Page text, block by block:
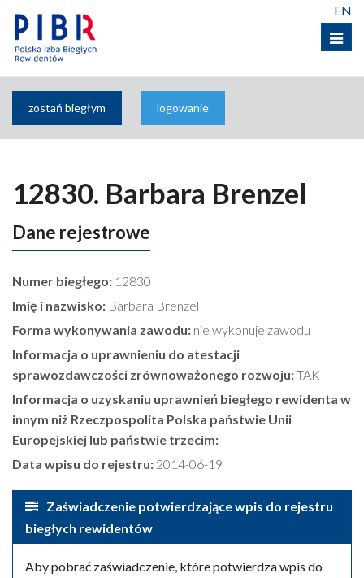
Menu
EN
zostań biegłym logowanie
12830. Barbara Brenzel
Dane rejestrowe
Numer biegłego: 12830
Imię i nazwisko: Barbara Brenzel
Forma wykonywania zawodu: nie wykonuje zawodu
Informacja o uprawnieniu do atestacji
sprawozdawczości zrównoważonego rozwoju:TAK
Informacja o uzyskaniu uprawnień biegłego rewidenta w
innym niż Rzeczpospolita Polska państwie Unii
Europejskiej lub państwie trzecim: –
Data wpisu do rejestru: 2014-06-19
Zaświadczenie potwierdzające wpis do rejestru
biegłych rewidentów
Aby pobrać zaświadczenie, które potwierdza wpis do